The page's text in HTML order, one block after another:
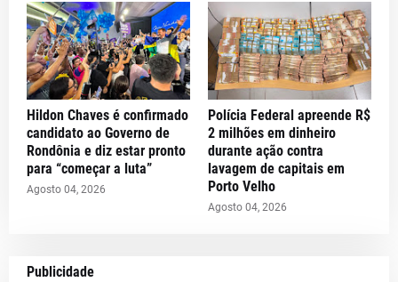
Hildon Chaves é confirmado
candidato ao Governo de
Rondônia e diz estar pronto
para “começar a luta”
Agosto 04, 2026
Polícia Federal apreende R$
2 milhões em dinheiro
durante ação contra
lavagem de capitais em
Porto Velho
Agosto 04, 2026
Publicidade